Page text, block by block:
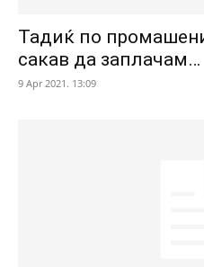
Тадиќ по
сакав да заплачам…
9 Apr 2021. 13:09